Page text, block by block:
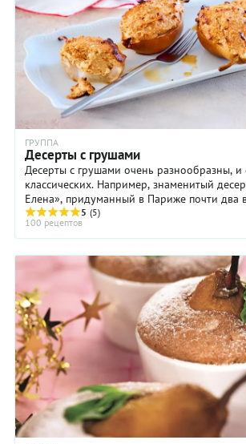
ГРУППА
Десерты с грушами
Десерты с грушами очень разнообразны,
классических. Например, знаменитый
Елена», придуманный в Париже почти два
названный в честь одноименной оперетты ...
5 (5)
100 рецептов